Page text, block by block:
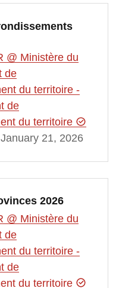
@ Ministère du
de
du territoire -
de
du territoire
21, 2026
2026
@ Ministère du
de
du territoire -
de
du territoire